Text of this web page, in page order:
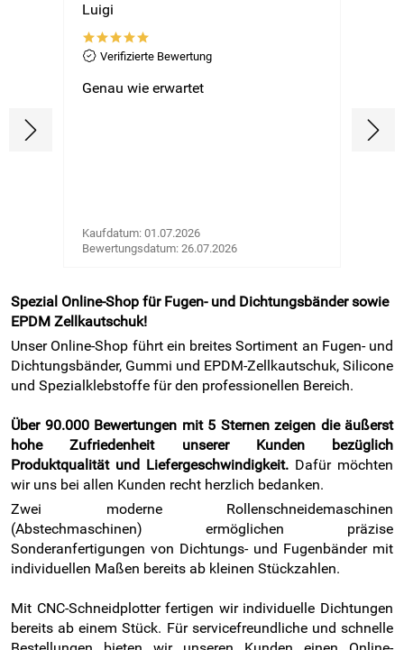
Luigi
*****
Verifizierte Bewertung
Genau wie erwartet
Kaufdatum: 01.07.2026
Bewertungsdatum: 26.07.2026
Spezial Online-Shop für Fugen- und Dichtungsbänder sowie
EPDM Zellkautschuk!
Unser Online-Shop führt ein breites Sortiment an Fugen- und
Dichtungsbänder, Gummi und EPDM-Zellkautschuk, Silicone
und Spezialklebstoffe für den professionellen Bereich.
Über 90.000 Bewertungen mit 5 Sternen zeigen die äußerst
hohe Zufriedenheit unserer Kunden bezüglich
Produktqualität und Liefergeschwindigkeit. Dafür möchten
wir uns bei allen Kunden recht herzlich bedanken.
Zwei moderne Rollenschneidemaschinen
(Abstechmaschinen) ermöglichen präzise
Sonderanfertigungen von Dichtungs- und Fugenbänder mit
individuellen Maßen bereits ab kleinen Stückzahlen.
Mit CNC-Schneidplotter fertigen wir individuelle Dichtungen
bereits ab einem Stück. Für servicefreundliche und schnelle